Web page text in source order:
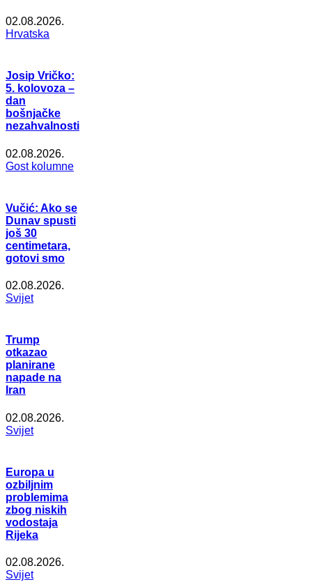
02.08.2026.
Hrvatska
Josip Vričko:
5. kolovoza –
dan
bošnjačke
nezahvalnosti
02.08.2026.
Gost kolumne
Vučić: Ako se
Dunav spusti
još 30
centimetara,
gotovi smo
02.08.2026.
Svijet
Trump
otkazao
planirane
napade na
Iran
02.08.2026.
Svijet
Europa u
ozbiljnim
problemima
zbog niskih
vodostaja
Rijeka
02.08.2026.
Svijet